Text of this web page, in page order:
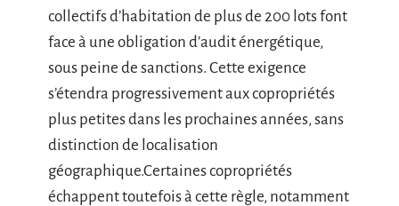
collectifs d’habitation de plus de 200 lots font
face à une obligation d’audit énergétique,
sous peine de sanctions. Cette exigence
s’étendra progressivement aux copropriétés
plus petites dans les prochaines années, sans
distinction de localisation
géographique.Certaines copropriétés
échappent toutefois à cette règle, notamment